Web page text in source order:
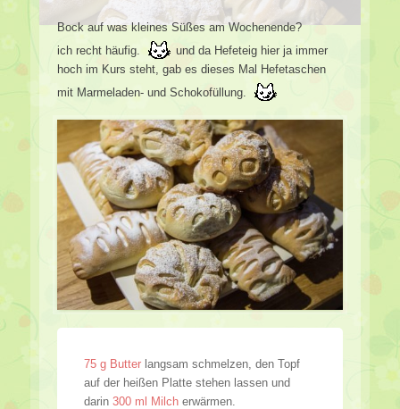
Bock auf was kleines Süßes am Wochenende?
ich recht häufig.
und da Hefeteig hier ja immer
hoch im Kurs steht, gab es dieses Mal Hefetaschen
mit Marmeladen- und Schokofüllung.
75 g Butter langsam schmelzen, den Topf
auf der heißen Platte stehen lassen und
darin 300 ml Milch erwärmen.